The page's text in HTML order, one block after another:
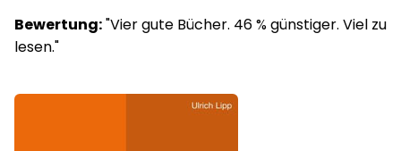
Bewertung:"Vier gute Bücher. 46 % günstiger. Viel zu
lesen."